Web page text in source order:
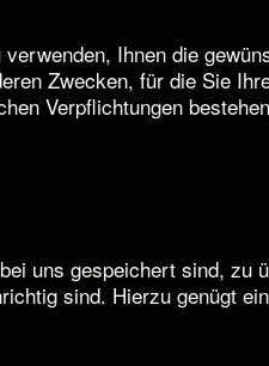
Ihnen die
Zwecken, für die Sie
Verpflichtungen
uns gespeichert sind, zu
sind. Hierzu genügt